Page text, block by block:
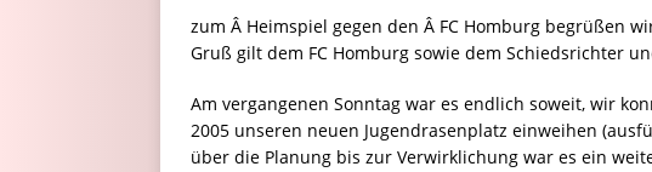
zum Â Heimspiel gegen den Â FC Homburg begrüßen
Gruß gilt dem FC Homburg sowie dem Schiedsrichter
Am vergangenen Sonntag war es endlich soweit, wir
2005 unseren neuen Jugendrasenplatz einweihen
über die Planung bis zur Verwirklichung war es ein